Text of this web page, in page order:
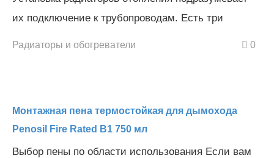
их подключение к трубопроводам. Есть три
Радиаторы и обогреватели 0
Монтажная пена термостойкая для дымохода
Penosil Fire Rated B1 750 мл
Выбор пены по области использования Если вам